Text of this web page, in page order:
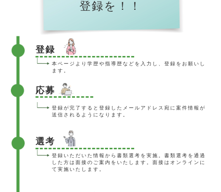
登録を！！
登録
本ページより学歴や指導歴などを入力し、登録をお願いし
ます。
応募
登録が完了すると登録したメールアドレス宛に案件情報が
送信されるようになります。
選考
登録いただいた情報から書類選考を実施。書類選考を通過
した方は面接のご案内をいたします。面接はオンラインに
て実施いたします。